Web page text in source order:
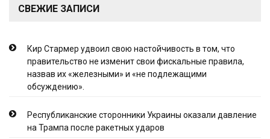
СВЕЖИЕ ЗАПИСИ
Кир Стармер удвоил свою настойчивость в том, что
правительство не изменит свои фискальные правила,
назвав их «железными» и «не подлежащими
обсуждению».
Республиканские сторонники Украины оказали давление
на Трампа после ракетных ударов